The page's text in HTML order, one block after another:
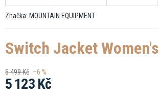
Značka: MOUNTAIN EQUIPMENT
Switch Jacket Women's
5 499 Kč –6 %
5 123 Kč